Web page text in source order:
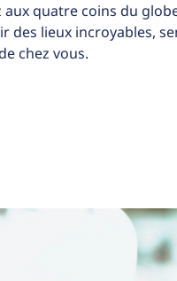
aux quatre coins du
des lieux incroyables,
chez vous.